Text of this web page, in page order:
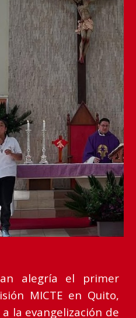
alegría el primer
MICTE en Quito,
la evangelización de